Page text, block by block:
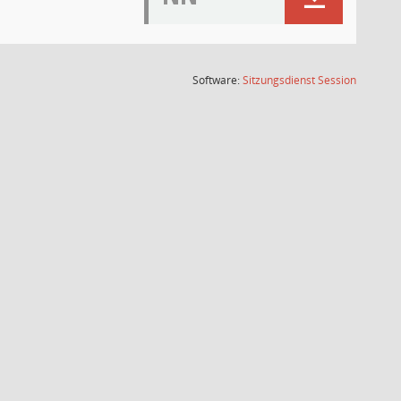
Software:SitzungsdienstSession(Wird in